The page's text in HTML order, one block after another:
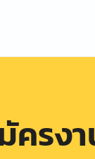
ครง